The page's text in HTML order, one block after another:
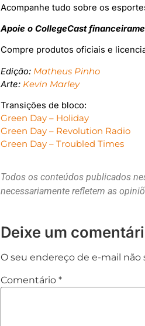
Acompanhe tudo sobre os
Apoie o CollegeCast
Compre produtos oficiais e
Edição: Matheus Pinho
Arte: Kevin Marley
Transições de bloco:
Green Day – Holiday
Green Day – Revolution Radio
Green Day – Troubled Times
Todos os conteúdos publicados
necessariamente refletem as
Deixe um
O seu endereço de e-mail não
Comentário*